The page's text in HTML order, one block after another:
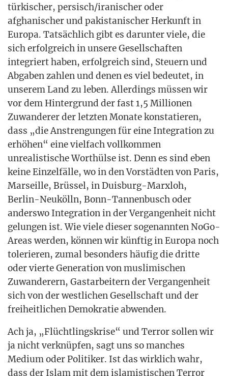
tür­ki­scher, persisch/iranischer oder
afgha­ni­scher und paki­sta­ni­scher Her­kunft in
Euro­pa. Tat­säch­lich gibt es dar­un­ter vie­le, die
sich erfolg­reich in unse­re Gesell­schaf­ten
inte­griert haben, erfolg­reich sind, Steu­ern und
Abga­ben zah­len und denen es viel bedeu­tet, in
unse­rem Land zu leben. Aller­dings müs­sen wir
vor dem Hin­ter­grund der fast 1,5 Mil­lio­nen
Zuwan­de­rer der letz­ten Mona­te kon­sta­tie­ren,
dass „die Anstren­gun­gen für eine Inte­gra­ti­on zu
erhö­hen“ eine viel­fach voll­kom­men
unrea­lis­ti­sche Wort­hül­se ist. Denn es sind eben
kei­ne Ein­zel­fäl­le, wo in den Vor­städ­ten von Paris,
Mar­seil­le, Brüs­sel, in Duis­burg-Marx­loh,
Ber­lin-Neu­kölln, Bonn-Tan­nen­busch oder
anders­wo Inte­gra­ti­on in der Ver­gan­gen­heit nicht
gelun­gen ist. Wie vie­le die­ser soge­nann­ten NoGo-
Are­as wer­den, kön­nen wir künf­tig in Euro­pa noch
tole­rie­ren, zumal beson­ders häu­fig die drit­te
oder vier­te Gene­ra­ti­on von mus­li­mi­schen
Zuwan­de­rern, Gast­ar­bei­tern der Ver­gan­gen­heit
sich von der west­li­chen Gesell­schaft und der
frei­heit­li­chen Demo­kra­tie abwenden.
Ach ja, „Flücht­lings­kri­se“ und Ter­ror sol­len wir
ja nicht ver­knüp­fen, sagt uns so man­ches
Medi­um oder Poli­ti­ker. Ist das wirk­lich wahr,
dass der Islam mit dem isla­mis­ti­schen Ter­ror